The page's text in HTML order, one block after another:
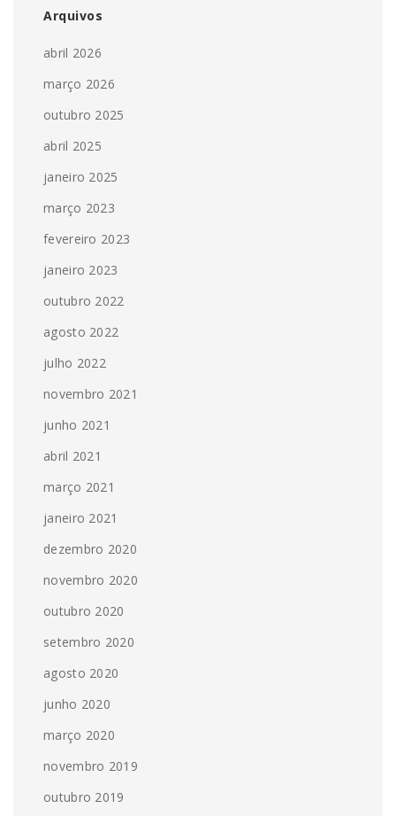
Arquivos
abril 2026
março 2026
outubro 2025
abril 2025
janeiro 2025
março 2023
fevereiro 2023
janeiro 2023
outubro 2022
agosto 2022
julho 2022
novembro 2021
junho 2021
abril 2021
março 2021
janeiro 2021
dezembro 2020
novembro 2020
outubro 2020
setembro 2020
agosto 2020
junho 2020
março 2020
novembro 2019
outubro 2019